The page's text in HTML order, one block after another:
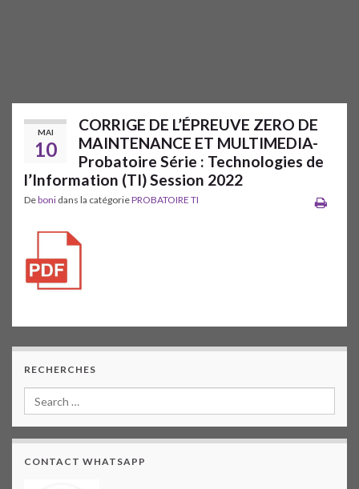
MAI
10
CORRIGE DE L’ÉPREUVE ZERO DE
MAINTENANCE ET MULTIMEDIA-
Probatoire Série : Technologies de
l’Information (TI) Session 2022
Deboni dans la catégoriePROBATOIRE TI
RECHERCHES
CONTACT WHATSAPP